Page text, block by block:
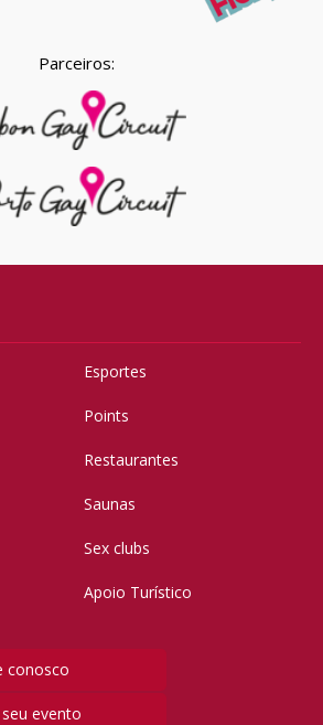
Parceiros:
Esportes
Points
Restaurantes
Saunas
Sex clubs
Apoio Turístico
conosco
evento